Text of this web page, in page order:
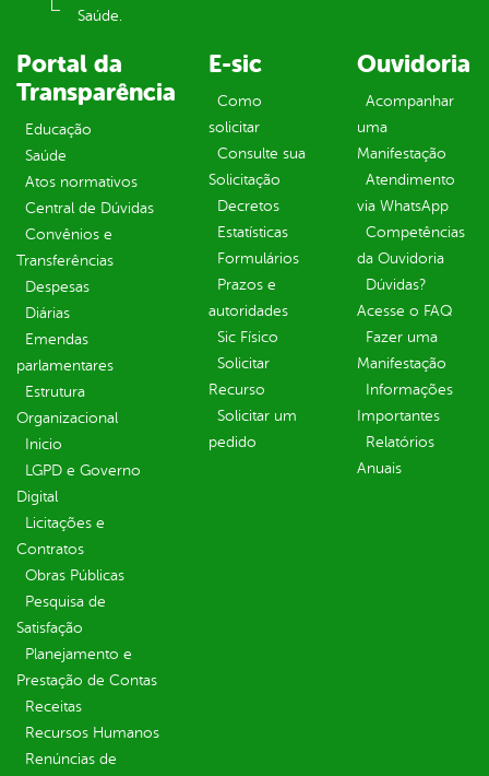
Saúde.
Portal da
Transparência
Educação
Saúde
Atos normativos
Central de Dúvidas
Convênios e
Transferências
Despesas
Diárias
Emendas
parlamentares
Estrutura
Organizacional
Inicio
LGPD e Governo
Digital
Licitações e
Contratos
Obras Públicas
Pesquisa de
Satisfação
Planejamento e
Prestação de Contas
Receitas
Recursos Humanos
Renúncias de
E-sic
Como
solicitar
Consulte sua
Solicitação
Decretos
Estatísticas
Formulários
Prazos e
autoridades
Sic Físico
Solicitar
Recurso
Solicitar um
pedido
Ouvidoria
Acompanhar
uma
Manifestação
Atendimento
via WhatsApp
Competências
da Ouvidoria
Dúvidas?
Acesse o FAQ
Fazer uma
Manifestação
Informações
Importantes
Relatórios
Anuais